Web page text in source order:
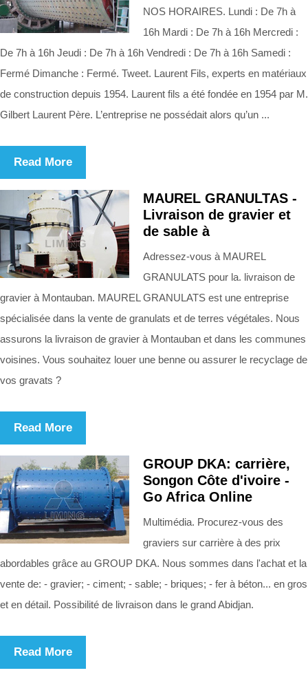
NOS HORAIRES. Lundi : De 7h à
16h Mardi : De 7h à 16h Mercredi :
De 7h à 16h Jeudi : De 7h à 16h Vendredi : De 7h à 16h Samedi :
Fermé Dimanche : Fermé. Tweet. Laurent Fils, experts en matériaux
de construction depuis 1954. Laurent fils a été fondée en 1954 par M.
Gilbert Laurent Père. L’entreprise ne possédait alors qu’un ...
Read More
MAUREL GRANULTAS -
Livraison de gravier et
de sable à
Adressez-vous à MAUREL
GRANULATS pour la. livraison de
gravier à Montauban. MAUREL GRANULATS est une entreprise
spécialisée dans la vente de granulats et de terres végétales. Nous
assurons la livraison de gravier à Montauban et dans les communes
voisines. Vous souhaitez louer une benne ou assurer le recyclage de
vos gravats ?
Read More
GROUP DKA: carrière,
Songon Côte d'ivoire -
Go Africa Online
Multimédia. Procurez-vous des
graviers sur carrière à des prix
abordables grâce au GROUP DKA. Nous sommes dans l'achat et la
vente de: - gravier; - ciment; - sable; - briques; - fer à béton... en gros
et en détail. Possibilité de livraison dans le grand Abidjan.
Read More